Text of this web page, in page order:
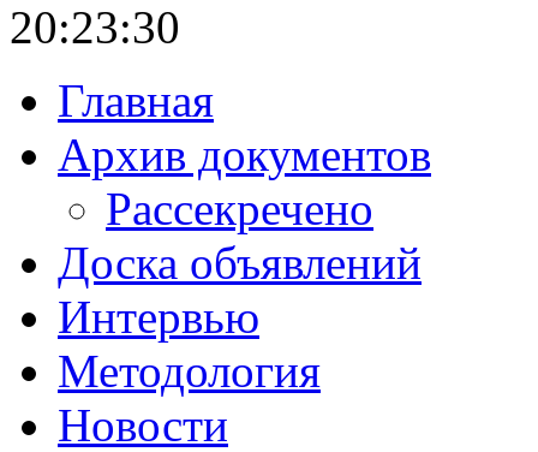
20:23:31
Главная
Архив документов
Рассекречено
Доска объявлений
Интервью
Методология
Новости